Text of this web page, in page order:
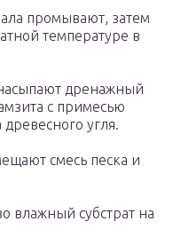
промывают, затем
температуре в
дренажный
с примесью
угля.
смесь песка и
влажный субстрат на